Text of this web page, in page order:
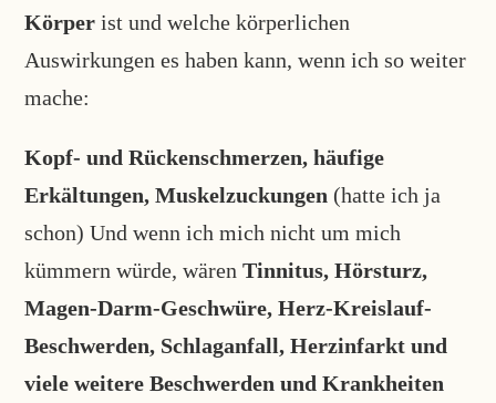
Körper ist und welche körperlichen
Auswirkungen es haben kann, wenn ich so weiter
mache:
Kopf- und Rückenschmerzen, häufige
Erkältungen, Muskelzuckungen (hatte ich ja
schon) Und wenn ich mich nicht um mich
kümmern würde, wärenTinnitus, Hörsturz,
Magen-Darm-Geschwüre, Herz-Kreislauf-
Beschwerden, Schlaganfall, Herzinfarkt und
viele weitere Beschwerden und Krankheiten